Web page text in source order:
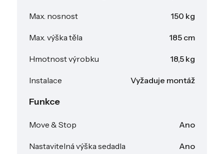
Max. nosnost 150 kg
Max. výška těla 185 cm
Hmotnost výrobku 18,5 kg
Instalace Vyžaduje montáž
Funkce
Move & Stop Ano
Nastavitelná výška sedadla Ano